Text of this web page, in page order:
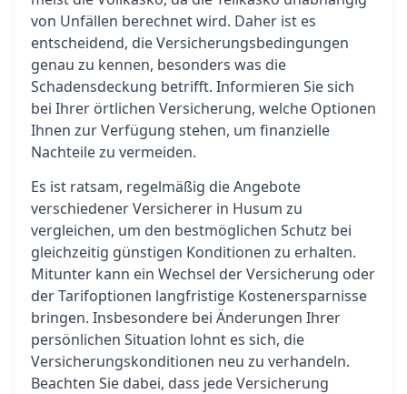
von Unfällen berechnet wird. Daher ist es
entscheidend, die Versicherungsbedingungen
genau zu kennen, besonders was die
Schadensdeckung betrifft. Informieren Sie sich
bei Ihrer örtlichen Versicherung, welche Optionen
Ihnen zur Verfügung stehen, um finanzielle
Nachteile zu vermeiden.
Es ist ratsam, regelmäßig die Angebote
verschiedener Versicherer in Husum zu
vergleichen, um den bestmöglichen Schutz bei
gleichzeitig günstigen Konditionen zu erhalten.
Mitunter kann ein Wechsel der Versicherung oder
der Tarifoptionen langfristige Kostenersparnisse
bringen. Insbesondere bei Änderungen Ihrer
persönlichen Situation lohnt es sich, die
Versicherungskonditionen neu zu verhandeln.
Beachten Sie dabei, dass jede Versicherung